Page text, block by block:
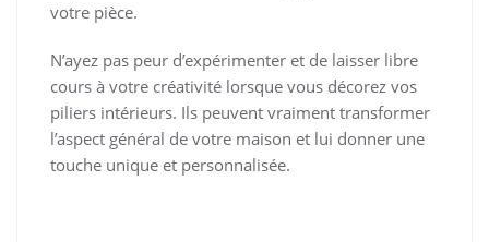
votre pièce.
N’ayez pas peur d’expérimenter et de laisser libre
cours à votre créativité lorsque vous décorez vos
piliers intérieurs. Ils peuvent vraiment transformer
l’aspect général de votre maison et lui donner une
touche unique et personnalisée.